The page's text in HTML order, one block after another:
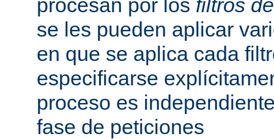
procesan por los filtros
se les pueden aplicar
en que se aplica cada
especificarse
proceso es
fase de peticiones